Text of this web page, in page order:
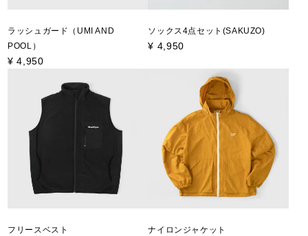
ラッシュガード（UMI AND
POOL）
¥ 4,950
ソックス4点セット(SAKUZO)
¥ 4,950
フリースベスト
ナイロンジャケット